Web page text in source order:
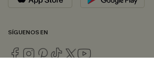
SÍGUENOS EN